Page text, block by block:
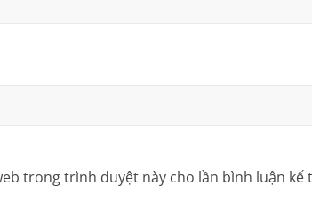
trong trình duyệt này cho lần bình luận kế